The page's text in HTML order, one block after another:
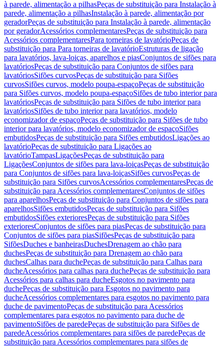
à parede, alimentação a pilhasPeças de substituição para Instalação à
parede, alimentação a pilhasInstalação à parede, alimentação por
geradorPeças de substituição para Instalação à parede, alimentação
por geradorAcessórios complementaresPeças de substituição para
Acessórios complementaresPara torneiras de lavatórioPeças de
substituição para Para torneiras de lavatórioEstruturas de ligação
para lavatórios, lava-loiças, aparelhos e piasConjuntos de sifões para
lavatóriosPeças de substituição para Conjuntos de sifões para
lavatóriosSifões curvosPeças de substituição para Sifões
curvosSifões curvos, modelo poupa-espaçoPeças de substituição
para Sifões curvos, modelo poupa-espaçoSifões de tubo interior para
lavatóriosPeças de substituição para Sifões de tubo interior para
lavatóriosSifões de tubo interior para lavatórios, modelo
economizador de espaçoPeças de substituição para Sifões de tubo
interior para lavatórios, modelo economizador de espaçoSifões
embutidosPeças de substituição para Sifões embutidosLigações ao
lavatórioPeças de substituição para Ligações ao
lavatórioTampasLigaçõesPeças de substituição para
LigaçõesConjuntos de sifões para lava-loiçasPeças de substituição
para Conjuntos de sifões para lava-loiçasSifões curvosPeças de
substituição para Sifões curvosAcessórios complementaresPeças de
substituição para Acessórios complementaresConjuntos de sifões
para aparelhosPeças de substituição para Conjuntos de sifões para
aparelhosSifões embutidosPeças de substituição para Sifões
embutidosSifões exterioresPeças de substituição para Sifões
exterioresConjuntos de sifões para piasPeças de substituição para
Conjuntos de sifões para piasSifõesPeças de substituição para
SifõesDuches e banheirasDuchesDrenagem ao chão para
duchesPeças de substituição para Drenagem ao chão para
duchesCalhas para duchePeças de substituição para Calhas para
ducheAcessórios para calhas para duchePeças de substituição para
Acessórios para calhas para ducheEsgotos no pavimento para
duchePeças de substituição para Esgotos no pavimento para
ducheAcessórios complementares para esgotos no pavimento para
duche de pavimentoPeças de substituição para Acessórios
complementares para esgotos no pavimento para duche de
pavimentoSifões de paredePeças de substituição para Sifões de
paredeAcessórios complementares para sifões de paredePeças de
substituição para Acessórios complementares para sifões de